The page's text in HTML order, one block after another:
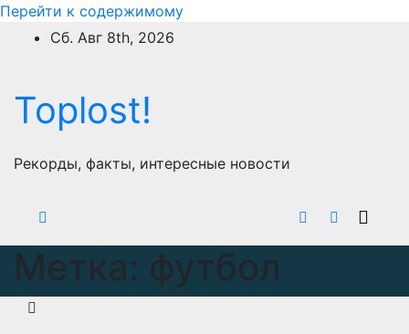
Перейти к содержимому
Сб. Авг 8th, 2026
Toplost!
Рекорды, факты, интересные новости
Метка: футбол